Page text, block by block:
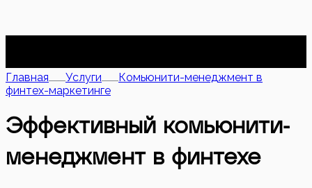
Главная Услуги
Комьюнити-менеджмент в
финтех-маркетинге
Эффективный комьюнити-
менеджмент в финтехе